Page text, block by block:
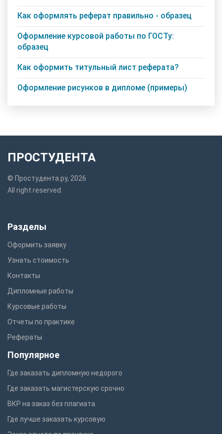
Как оформлять реферат правильно - образец
Оформление курсовой работы по ГОСТу:
образец
Как оформить титульный лист реферата?
Оформление рисунков в дипломе (примеры)
ПРОСТУДЕНТА
© Простудента.ру, 2026
All right reserved.
Разделы
Оформить заявку
Узнать стоимость
Контакты
Дипломные работы
Курсовые работы
Отчеты по практике
Рефераты
Популярное
Где заказать дипломную недорого
Где заказать магистерскую срочно
ВКР на заказ без плагиата
Где лучше заказать курсовую